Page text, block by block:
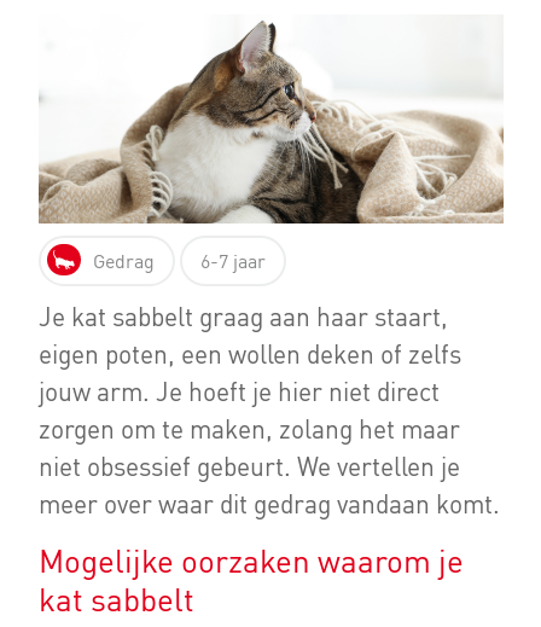
Gedrag 6-7 jaar
Je kat sabbelt graag aan haar staart,
eigen poten, een wollen deken of zelfs
jouw arm. Je hoeft je hier niet direct
zorgen om te maken, zolang het maar
niet obsessief gebeurt. We vertellen je
meer over waar dit gedrag vandaan komt.
Mogelijke oorzaken waarom je
kat sabbelt